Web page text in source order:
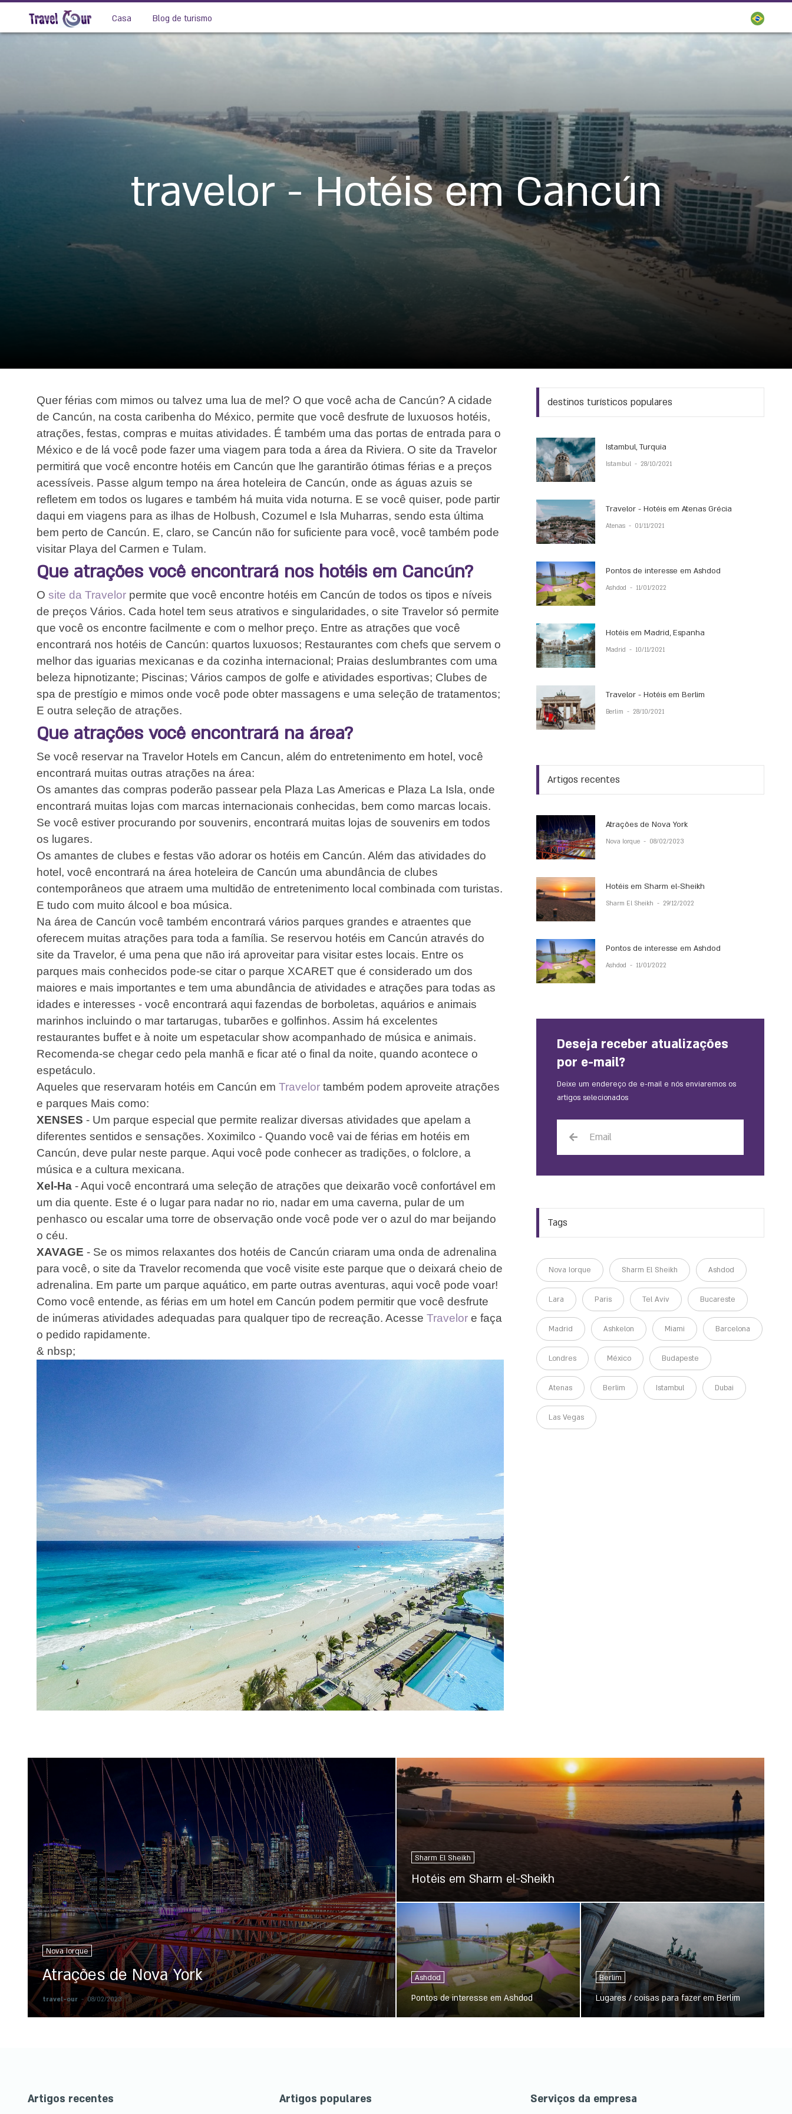
Casa Blog de turismo
travelor - Hotéis em Cancún
Quer férias com mimos ou talvez uma lua de mel? O que você acha de Cancún? A cidade
de Cancún, na costa caribenha do México, permite que você desfrute de luxuosos hotéis,
atrações, festas, compras e muitas atividades. É também uma das portas de entrada para o
México e de lá você pode fazer uma viagem para toda a área da Riviera. O site da Travelor
permitirá que você encontre hotéis em Cancún que lhe garantirão ótimas férias e a preços
acessíveis. Passe algum tempo na área hoteleira de Cancún, onde as águas azuis se
refletem em todos os lugares e também há muita vida noturna. E se você quiser, pode partir
daqui em viagens para as ilhas de Holbush, Cozumel e Isla Muharras, sendo esta última
bem perto de Cancún. E, claro, se Cancún não for suficiente para você, você também pode
visitar Playa del Carmen e Tulam.
Que atrações você encontrará nos hotéis em Cancún?
O site da Travelor permite que você encontre hotéis em Cancún de todos os tipos e níveis
de preços Vários. Cada hotel tem seus atrativos e singularidades, o site Travelor só permite
que você os encontre facilmente e com o melhor preço. Entre as atrações que você
encontrará nos hotéis de Cancún: quartos luxuosos; Restaurantes com chefs que servem o
melhor das iguarias mexicanas e da cozinha internacional; Praias deslumbrantes com uma
beleza hipnotizante; Piscinas; Vários campos de golfe e atividades esportivas; Clubes de
spa de prestígio e mimos onde você pode obter massagens e uma seleção de tratamentos;
E outra seleção de atrações.
Que atrações você encontrará na área?
Se você reservar na Travelor Hotels em Cancun, além do entretenimento em hotel, você
encontrará muitas outras atrações na área:
Os amantes das compras poderão passear pela Plaza Las Americas e Plaza La Isla, onde
encontrará muitas lojas com marcas internacionais conhecidas, bem como marcas locais.
Se você estiver procurando por souvenirs, encontrará muitas lojas de souvenirs em todos
os lugares.
Os amantes de clubes e festas vão adorar os hotéis em Cancún. Além das atividades do
hotel, você encontrará na área hoteleira de Cancún uma abundância de clubes
contemporâneos que atraem uma multidão de entretenimento local combinada com turistas.
E tudo com muito álcool e boa música.
Na área de Cancún você também encontrará vários parques grandes e atraentes que
oferecem muitas atrações para toda a família. Se reservou hotéis em Cancún através do
site da Travelor, é uma pena que não irá aproveitar para visitar estes locais. Entre os
parques mais conhecidos pode-se citar o parque XCARET que é considerado um dos
maiores e mais importantes e tem uma abundância de atividades e atrações para todas as
idades e interesses - você encontrará aqui fazendas de borboletas, aquários e animais
marinhos incluindo o mar tartarugas, tubarões e golfinhos. Assim há excelentes
restaurantes buffet e à noite um espetacular show acompanhado de música e animais.
Recomenda-se chegar cedo pela manhã e ficar até o final da noite, quando acontece o
espetáculo.
Aqueles que reservaram hotéis em Cancún em Travelor também podem aproveite atrações
e parques Mais como:
XENSES - Um parque especial que permite realizar diversas atividades que apelam a
diferentes sentidos e sensações. Xoximilco - Quando você vai de férias em hotéis em
Cancún, deve pular neste parque. Aqui você pode conhecer as tradições, o folclore, a
música e a cultura mexicana.
Xel-Ha - Aqui você encontrará uma seleção de atrações que deixarão você confortável em
um dia quente. Este é o lugar para nadar no rio, nadar em uma caverna, pular de um
penhasco ou escalar uma torre de observação onde você pode ver o azul do mar beijando
o céu.
XAVAGE - Se os mimos relaxantes dos hotéis de Cancún criaram uma onda de adrenalina
para você, o site da Travelor recomenda que você visite este parque que o deixará cheio de
adrenalina. Em parte um parque aquático, em parte outras aventuras, aqui você pode voar!
Como você entende, as férias em um hotel em Cancún podem permitir que você desfrute
de inúmeras atividades adequadas para qualquer tipo de recreação. Acesse Travelor e faça
o pedido rapidamente.
& nbsp;
destinos turísticos populares
Istambul, Turquia
Istambul - 28/10/2021
Travelor - Hotéis em Atenas Grécia
Atenas - 01/11/2021
Pontos de interesse em Ashdod
Ashdod - 11/01/2022
Hotéis em Madrid, Espanha
Madrid - 10/11/2021
Travelor - Hotéis em Berlim
Berlim - 28/10/2021
Artigos recentes
Atrações de Nova York
Nova Iorque - 08/02/2023
Hotéis em Sharm el-Sheikh
Sharm El Sheikh - 29/12/2022
Pontos de interesse em Ashdod
Ashdod - 11/01/2022
Deseja receber atualizações
por e-mail?
Deixe um endereço de e-mail e nós enviaremos os
artigos selecionados
Tags
Nova Iorque Sharm El Sheikh Ashdod
Lara Paris Tel Aviv Bucareste
Madrid Ashkelon Miami Barcelona
Londres México Budapeste
Atenas Berlim Istambul Dubai
Las Vegas
Nova Iorque
Atrações de Nova York
travel-our - 08/02/2023
Sharm El Sheikh
Hotéis em Sharm el-Sheikh
Ashdod
Pontos de interesse em Ashdod
Berlim
Lugares / coisas para fazer em Berlim
Artigos recentes Artigos populares Serviços da empresa